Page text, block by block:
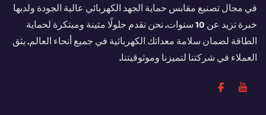
في مجال تصنيع مقابس حماية الجهد الكهربائي عالية الجودة ولديها
خبرة تزيد عن 10 سنوات. نحن نقدم حلولًا متينة ومبتكرة لحماية
الطاقة لضمان سلامة معداتك الكهربائية في جميع أنحاء العالم. يثق
العملاء في شركتنا لتميزنا وموثوقيتنا.